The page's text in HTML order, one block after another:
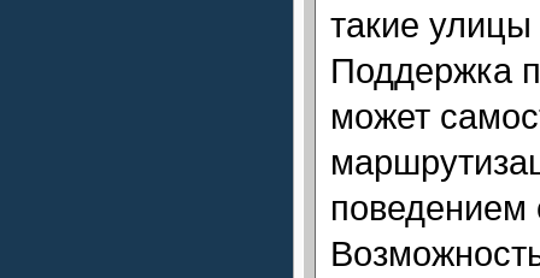
такие
Поддержка
может
поведением